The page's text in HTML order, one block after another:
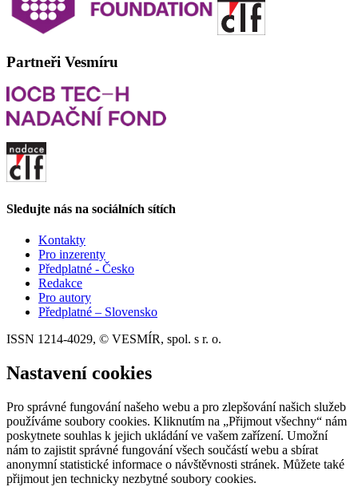
Partneři Vesmíru
Sledujte nás na sociálních sítích
Kontakty
Pro inzerenty
Předplatné - Česko
Redakce
Pro autory
Předplatné – Slovensko
ISSN 1214-4029, © VESMÍR, spol. s r. o.
Nastavení cookies
Pro správné fungování našeho webu a pro zlepšování našich služeb
používáme soubory cookies. Kliknutím na „Přijmout všechny“ nám
poskytnete souhlas k jejich ukládání ve vašem zařízení. Umožní
nám to zajistit správné fungování všech součástí webu a sbírat
anonymní statistické informace o návštěvnosti stránek. Můžete také
přijmout jen technicky nezbytné soubory cookies.